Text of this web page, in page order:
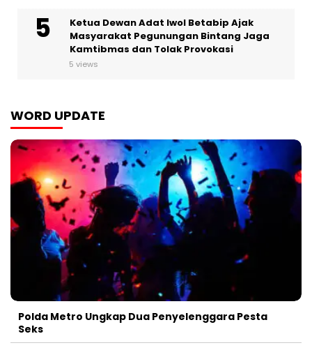
Ketua Dewan Adat Iwol Betabip Ajak
Masyarakat Pegunungan Bintang Jaga
Kamtibmas dan Tolak Provokasi
5 views
WORD UPDATE
Polda Metro Ungkap Dua Penyelenggara Pesta
Seks